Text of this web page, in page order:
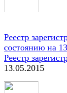
Реестр
состоянию на
Реестр
13.05.2015